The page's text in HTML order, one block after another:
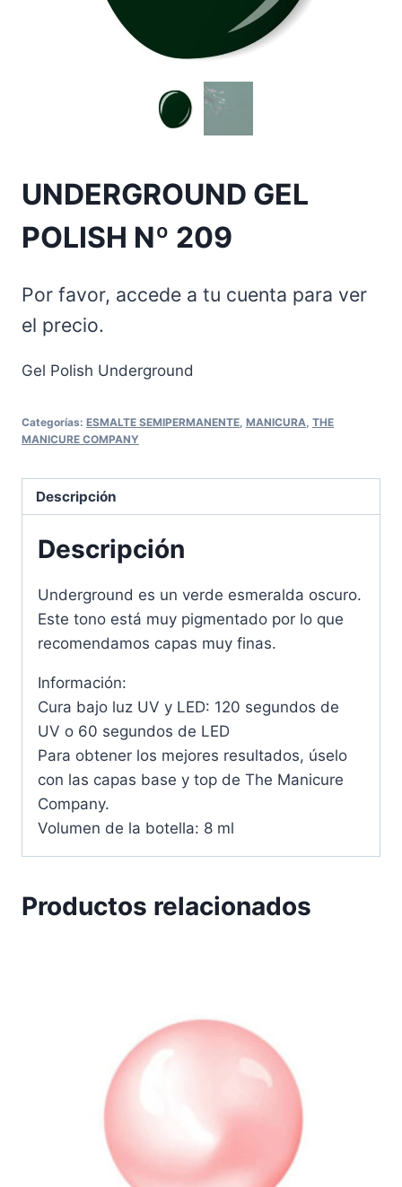
UNDERGROUND GEL
POLISH Nº 209
Por favor, accede a tu cuenta para ver
el precio.
Gel Polish Underground
Categorías: ESMALTE SEMIPERMANENTE MANICURA THE
MANICURE COMPANY
Descripción
Descripción
Underground es un verde esmeralda oscuro.
Este tono está muy pigmentado por lo que
recomendamos capas muy finas.
Información:
Cura bajo luz UV y LED: 120 segundos de
UV o 60 segundos de LED
Para obtener los mejores resultados, úselo
con las capas base y top de The Manicure
Company.
Volumen de la botella: 8 ml
Productos relacionados